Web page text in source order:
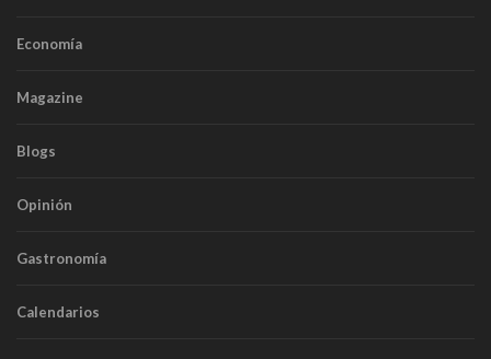
Economía
Magazine
Blogs
Opinión
Gastronomía
Calendarios